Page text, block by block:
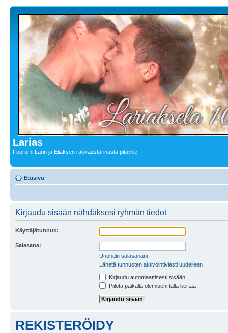
Larias
Foorumi Larin ja Eliaksen rakkaustarinasta pitäville!
Etusivu
Kirjaudu sisään nähdäksesi ryhmän tiedot
Käyttäjätunnus:
Salasana:
Unohdin salasanani
Lähetä tunnusten aktivointiviesti uudelleen
Kirjaudu automaattisesti sisään.
Piilota paikalla olemiseni tällä kertaa
REKISTERÖIDY